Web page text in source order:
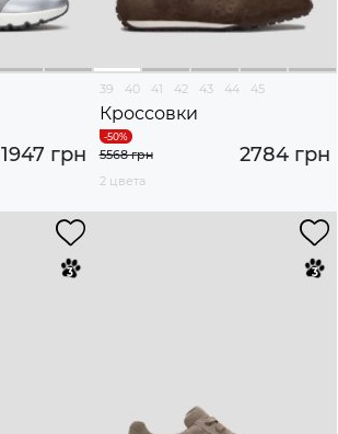
1947 грн
39 40 41 42 43 44 45
Кроссовки
2784 грн
5568 грн
2 цвета